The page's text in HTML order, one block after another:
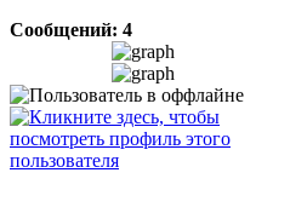
Сообщений: 4